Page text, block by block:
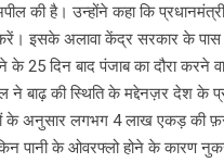
अपील की है। उन्होंने कहा कि
इसके अलावा केंद्र सरकार के पास
के 25 दिन बाद पंजाब का दौरा
बाढ़ की स्थिति के मद्देनज़र देश के
अनुसार लगभग 4 लाख एकड़ की
पानी के ओवरफ्लो होने के कारण